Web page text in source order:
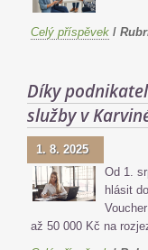
Celý příspěvek /
Díky
služby v
1. 8. 2025
Od 1.
hlásit
až 50 000 Kč na